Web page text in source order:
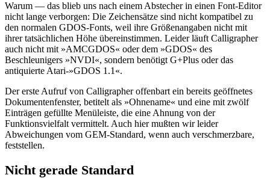
Warum — das blieb uns nach einem Abstecher in einen Font-Editor
nicht lange verborgen: Die Zeichensätze sind nicht kompatibel zu
den normalen GDOS-Fonts, weil ihre Größenangaben nicht mit
ihrer tatsächlichen Höhe übereinstimmen. Leider läuft Calligrapher
auch nicht mit »AMCGDOS« oder dem »GDOS« des
Beschleunigers »NVDI«, sondern benötigt G+Plus oder das
antiquierte Atari-»GDOS 1.1«.
Der erste Aufruf von Calligrapher offenbart ein bereits geöffnetes
Dokumentenfenster, betitelt als »Ohnename« und eine mit zwölf
Einträgen gefüllte Menüleiste, die eine Ahnung von der
Funktionsvielfalt vermittelt. Auch hier mußten wir leider
Abweichungen vom GEM-Standard, wenn auch verschmerzbare,
feststellen.
Nicht gerade Standard